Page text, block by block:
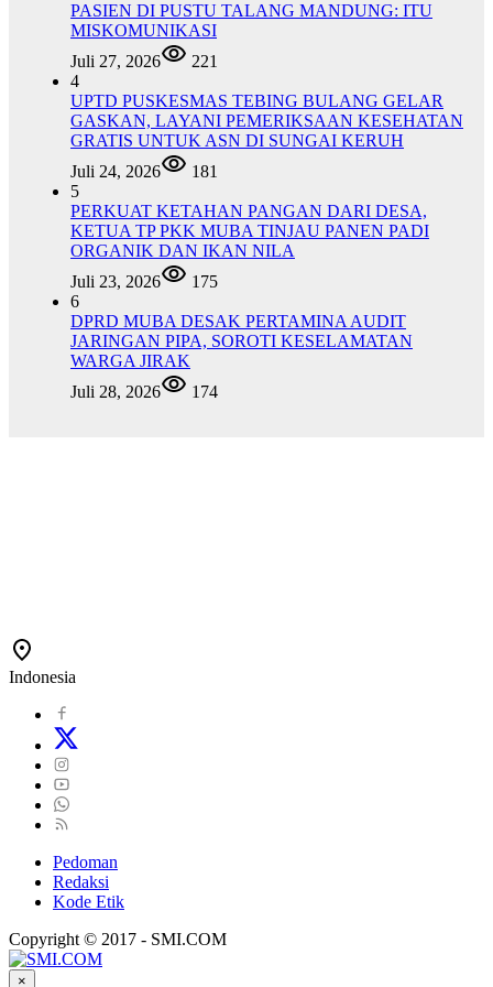
PASIEN DI PUSTU TALANG MANDUNG: ITU
MISKOMUNIKASI
Juli 27, 2026
221
4
UPTD PUSKESMAS TEBING BULANG GELAR
GASKAN, LAYANI PEMERIKSAAN KESEHATAN
GRATIS UNTUK ASN DI SUNGAI KERUH
Juli 24, 2026
181
5
PERKUAT KETAHAN PANGAN DARI DESA,
KETUA TP PKK MUBA TINJAU PANEN PADI
ORGANIK DAN IKAN NILA
Juli 23, 2026
175
6
DPRD MUBA DESAK PERTAMINA AUDIT
JARINGAN PIPA, SOROTI KESELAMATAN
WARGA JIRAK
Juli 28, 2026
174
Indonesia
Pedoman
Redaksi
Kode Etik
Copyright © 2017 - SMI.COM
×